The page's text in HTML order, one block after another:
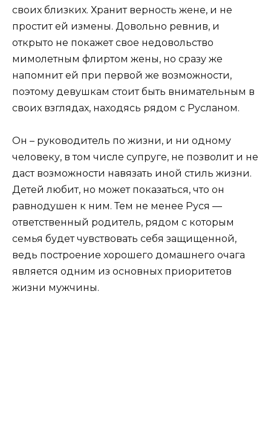
своих близких. Хранит верность жене, и не
простит ей измены. Довольно ревнив, и
открыто не покажет свое недовольство
мимолетным флиртом жены, но сразу же
напомнит ей при первой же возможности,
поэтому девушкам стоит быть внимательным в
своих взглядах, находясь рядом с Русланом.
Он – руководитель по жизни, и ни одному
человеку, в том числе супруге, не позволит и не
даст возможности навязать иной стиль жизни.
Детей любит, но может показаться, что он
равнодушен к ним. Тем не менее Руся —
ответственный родитель, рядом с которым
семья будет чувствовать себя защищенной,
ведь построение хорошего домашнего очага
является одним из основных приоритетов
жизни мужчины.